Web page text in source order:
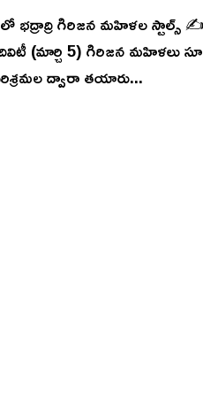
లో భద్రాద్రి గిరిజన మహిళల స్టాల్స్ ✍️
(మార్చి 5) గిరిజన మహిళలు
ద్వారా తయారు...